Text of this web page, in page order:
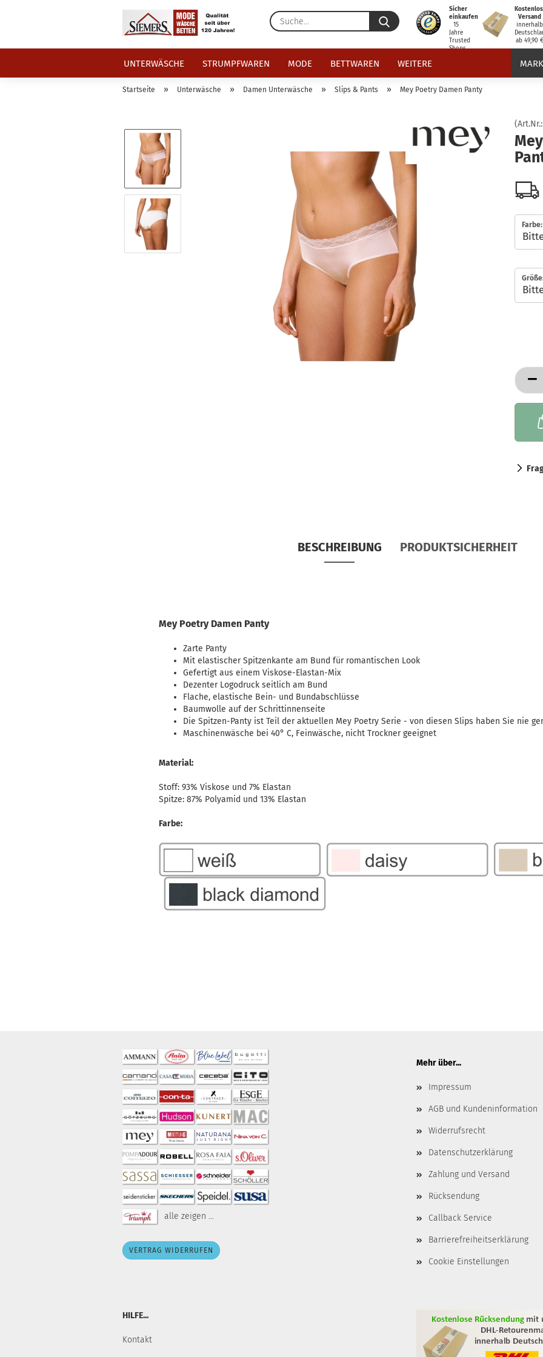
Suche...
Sicher
einkaufen
15
Jahre
Trusted
Shops
Versand
innerhalb
ab 49,90
UNTERWÄSCHE STRUMPFWAREN MODE BETTWAREN WEITERE
Startseite » Unterwäsche » Damen Unterwäsche » Slips & Pants » Mey Poetry Damen Panty
Farbe:
BESCHREIBUNG PRODUKTSICHERHEIT
Mey Poetry Damen Panty
Zarte Panty
Mit elastischer Spitzenkante am Bund für romantischen Look
Gefertigt aus einem Viskose-Elastan-Mix
Dezenter Logodruck seitlich am Bund
Flache, elastische Bein- und Bundabschlüsse
Baumwolle auf der Schrittinnenseite
Die Spitzen-Panty ist Teil der aktuellen Mey Poetry Serie - von diesen Slips haben Sie nie
Maschinenwäsche bei 40° C, Feinwäsche, nicht Trockner geeignet
Material:
Stoff: 93% Viskose und 7% Elastan
Spitze: 87% Polyamid und 13% Elastan
Farbe:
alle zeigen ...
VERTRAG WIDERRUFEN
Mehr über...
Impressum
AGB und Kundeninformation
Widerrufsrecht
Datenschutzerklärung
Zahlung und Versand
Rücksendung
Callback Service
Barrierefreiheitserklärung
Cookie Einstellungen
HILFE...
Kontakt